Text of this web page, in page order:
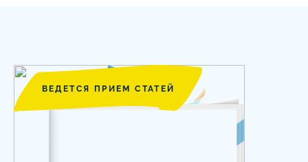
ВЕДЕТСЯ ПРИЕМ СТАТЕЙ